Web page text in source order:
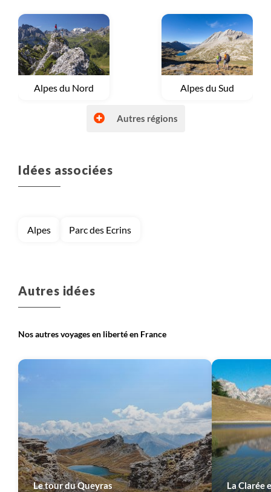
Voyage
Alpes du Nord Voyage
Alpes du Sud
Voyage
Autres régions (France)
Voyage
Pyrénées
Voyage
Sud-Ouest Voyage
Vallée de la Loire
Autres régions
Idées associées
Alpes Parc des Ecrins
Autres idées
Nos autres voyages en liberté en France
Le tour du Queyras